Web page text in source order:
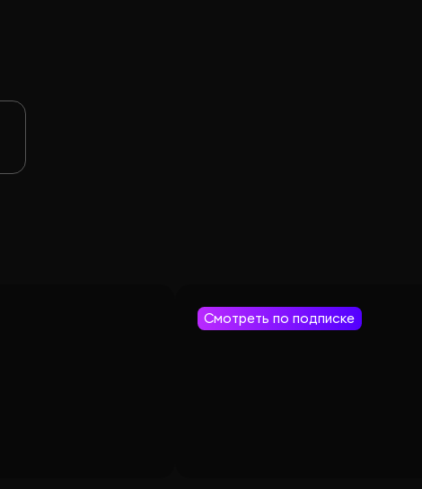
Смотреть по подписке